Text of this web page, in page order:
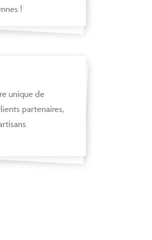
!
unique de
partenaires,